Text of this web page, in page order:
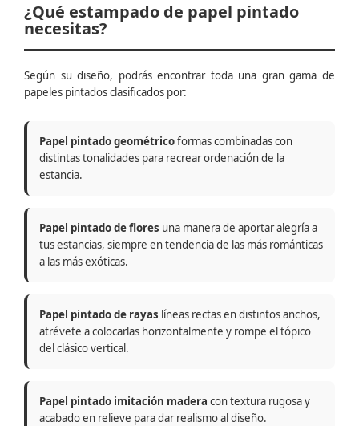
¿Qué estampado de papel pintado
necesitas?
Según su diseño, podrás encontrar toda una gran gama de
papeles pintados clasificados por:
Papel pintado geométricoformas combinadas con
distintas tonalidades para recrear ordenación de la
estancia.
Papel pintado de flores una manera de aportar alegría a
tus estancias, siempre en tendencia de las más románticas
a las más exóticas.
Papel pintado de rayas líneas rectas en distintos anchos,
atrévete a colocarlas horizontalmente y rompe el tópico
del clásico vertical.
Papel pintado imitación madera con textura rugosa y
acabado en relieve para dar realismo al diseño.